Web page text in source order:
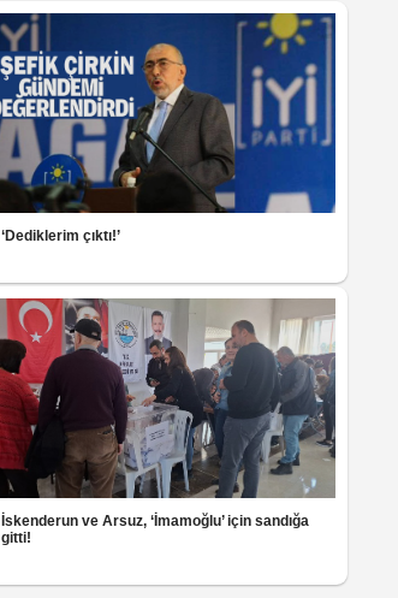
‘Dediklerim çıktı!’
İskenderun ve Arsuz, ‘İmamoğlu’ için sandığa
gitti!